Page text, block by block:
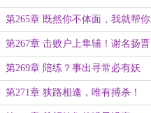
想象啊……
第265章 既然你不体面，我就帮你
体面！
第267章 击败户上隼辅！谢名扬晋
级四强！
第269章 陪练？事出寻常必有妖
第271章 狭路相逢，唯有搏杀！